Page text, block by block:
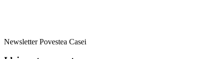
Newsletter Povestea Casei